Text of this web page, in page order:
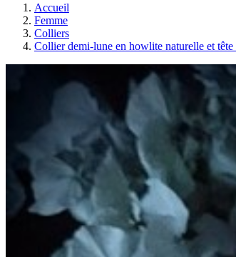
Accueil
Femme
Colliers
Collier demi-lune en howlite naturelle et tête